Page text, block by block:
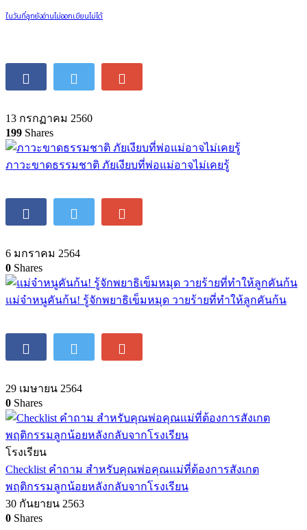
ในวันที่ลูกยังอ่านไม่ออกเขียนไม่ได้
13 กรกฏาคม 2560
199 Shares
ภาวะขาดธรรมชาติ ภัยเงียบที่พ่อแม่อาจไม่เคยรู้
6 มกราคม 2564
0 Shares
แม่จ๋าหนูคันก้น! รู้จักพยาธิเข็มหมุด วายร้ายที่ทำให้ลูกคันก้น
29 เมษายน 2564
0 Shares
โรงเรียน
Checklist คำถาม สำหรับคุณพ่อคุณแม่ที่ต้องการสังเกต
พฤติกรรมลูกน้อยหลังกลับจากโรงเรียน
30 กันยายน 2563
0 Shares